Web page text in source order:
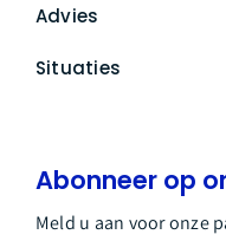
Advies
Situaties
Abonneer op
Meld u aan voor onze